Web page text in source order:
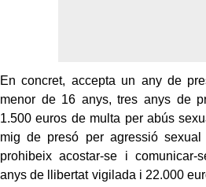
En concret, accepta un any de
menor de 16 anys, tres anys de
1.500 euros de multa per abús
mig de presó per agressió
prohibeix acostar-se i
anys de llibertat vigilada i 22.000